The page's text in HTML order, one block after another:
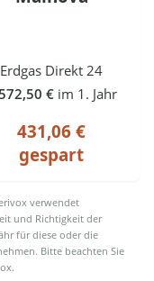
Erdgas Direkt 24
€ im 1. Jahr
431,06 €
gespart
verwendet
und Richtigkeit der
für diese oder die
Bitte beachten Sie